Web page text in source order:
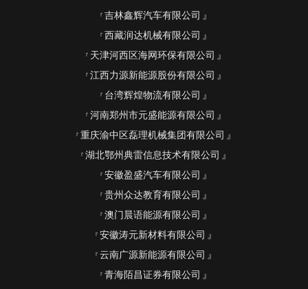
吉林鑫辉汽车有限公司
西藏润达机械有限公司
天津河西区海网环保有限公司
江西力源新能源股份有限公司
台湾辉煌物流有限公司
河南郑州市元盛能源有限公司
重庆渝中区磊理机械集团有限公司
湖北鄂州典雷信息技术有限公司
安徽盈盛汽车有限公司
贵州众达教育有限公司
澳门晨语能源有限公司
安徽涛元新材料有限公司
云南广源新能源有限公司
青海陌昌证券有限公司